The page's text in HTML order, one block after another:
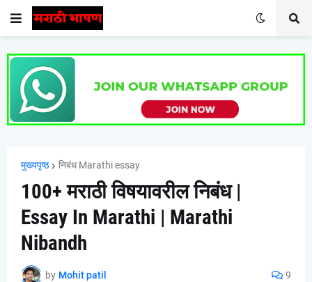
मुख्यपृष्ठ निबंध Marathi essay
100+ मराठी विषयावरील निबंध |
Essay In Marathi | Marathi
Nibandh
by Mohit patil 9